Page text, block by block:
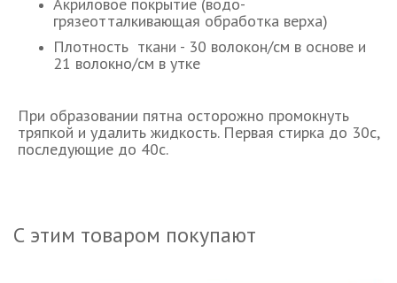
грязеотталкивающая обработка верха)
Плотность ткани - 30 волокон/см в основе и
21 волокно/см в утке
При образовании пятна осторожно промокнуть
тряпкой и удалить жидкость. Первая стирка до 30с,
последующие до 40с.
С этим товаром покупают